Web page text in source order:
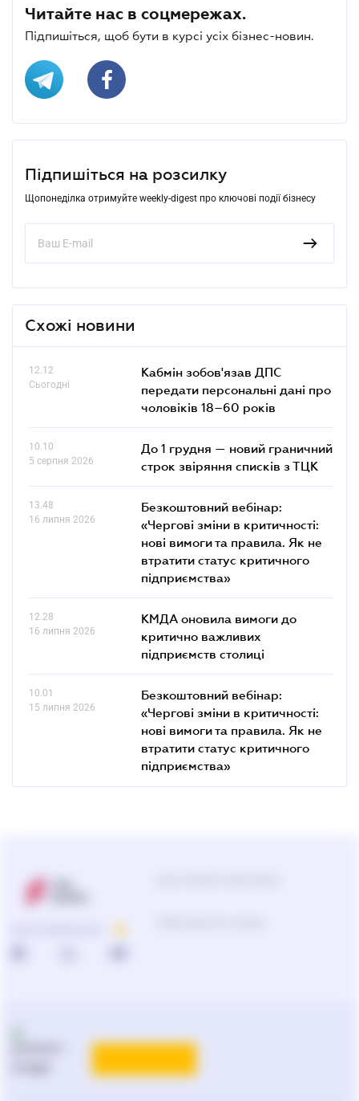
Читайте нас в соцмережах.
Підпишіться, щоб бути в курсі усіх бізнес-новин.
Підпишіться на розсилку
Щопонеділка отримуйте weekly-digest про ключові події бізнесу
Схожі новини
12.12
Сьогодні
Кабмін зобов'язав ДПС
передати персональні дані про
чоловіків 18–60 років
10.10
5 серпня 2026
До 1 грудня — новий граничний
строк звіряння списків з ТЦК
13.48
16 липня 2026
Безкоштовний вебінар:
«Чергові зміни в критичності:
нові вимоги та правила. Як не
втратити статус критичного
підприємства»
12.28
16 липня 2026
КМДА оновила вимоги до
критично важливих
підприємств столиці
10.01
15 липня 2026
Безкоштовний вебінар:
«Чергові зміни в критичності:
нові вимоги та правила. Як не
втратити статус критичного
підприємства»
Реклама та PR
наligazakon.net